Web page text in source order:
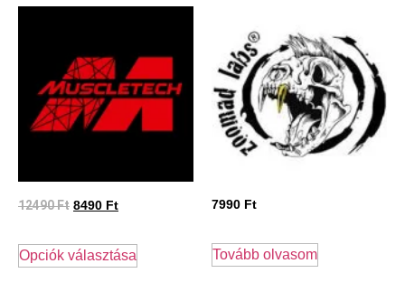
12490Ft 8490 Ft
Opciók választása
7990 Ft
Tovább olvasom